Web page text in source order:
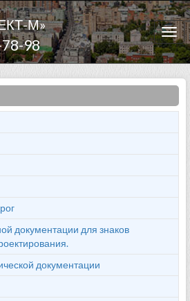
М»
78-98
документации для знаков
документации